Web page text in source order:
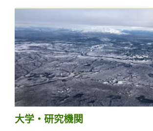
大学・研究機関